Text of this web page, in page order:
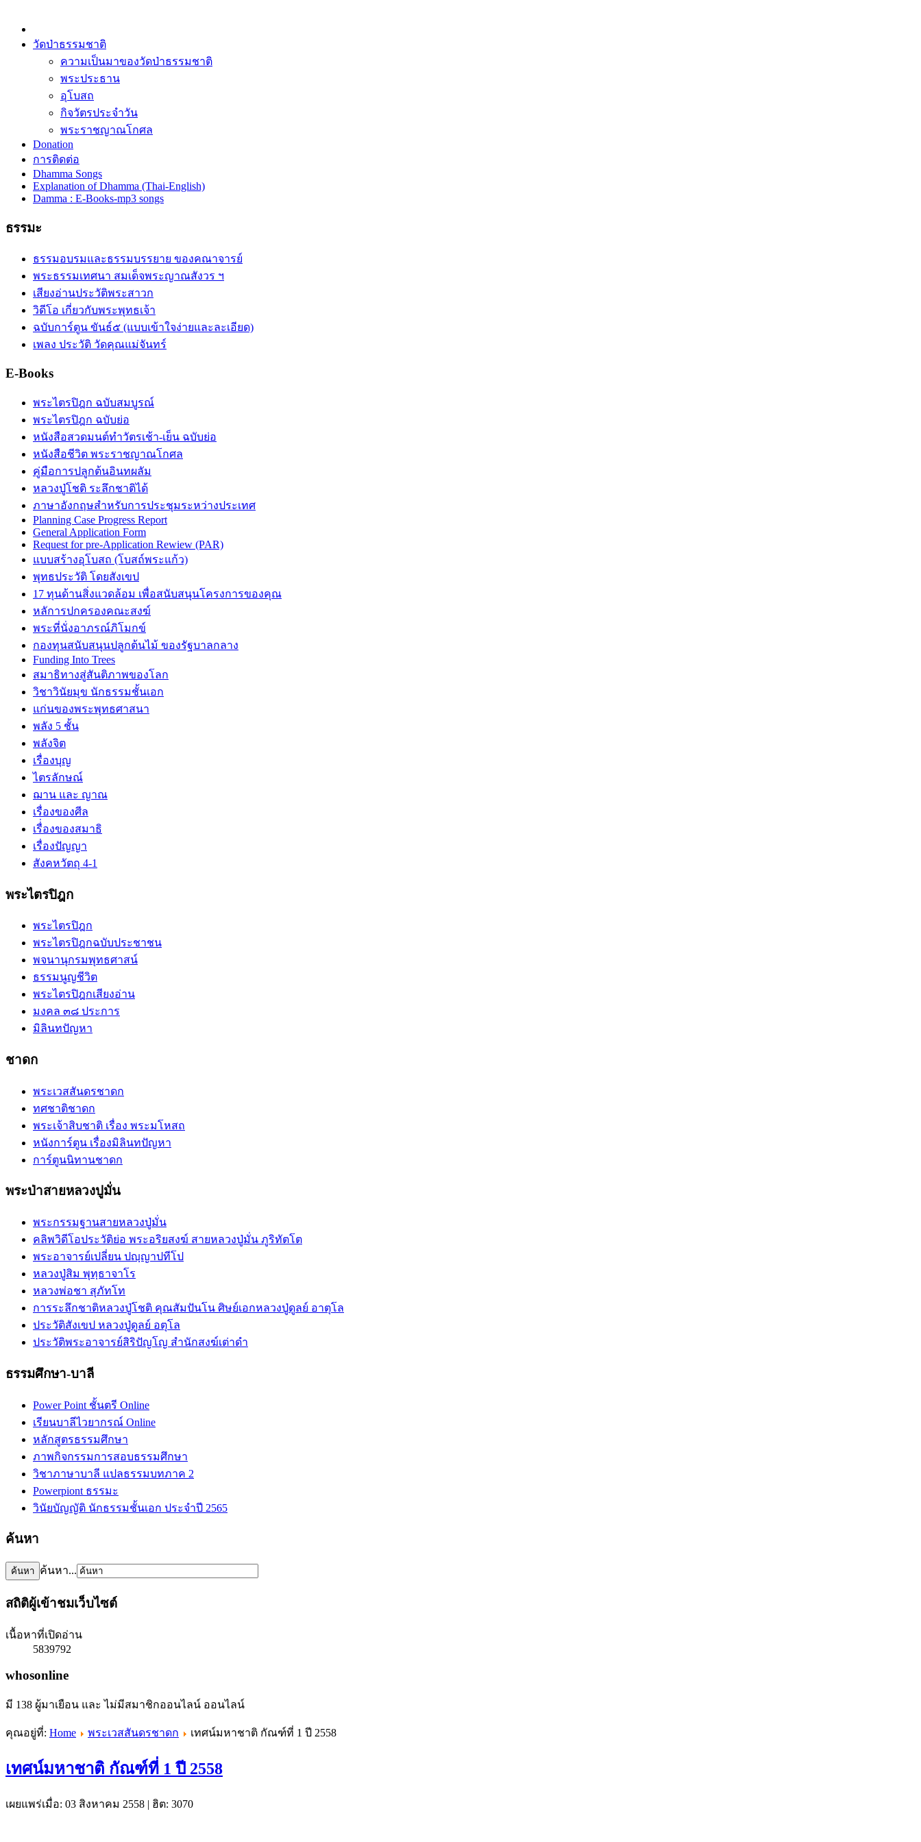
วัดป่าธรรมชาติ
ความเป็นมาของวัดป่าธรรมชาติ
พระประธาน
อุโบสถ
กิจวัตรประจำวัน
พระราชญาณโกศล
Donation
การติดต่อ
Dhamma Songs
Explanation of Dhamma (Thai-English)
Damma : E-Books-mp3 songs
ธรรมะ
ธรรมอบรมและธรรมบรรยาย ของคณาจารย์
พระธรรมเทศนา สมเด็จพระญาณสังวร ฯ
เสียงอ่านประวัติพระสาวก
วิดีโอ เกี่ยวกับพระพุทธเจ้า
ฉบับการ์ตูน ขันธ์๕ (แบบเข้าใจง่ายและละเอียด)
เพลง ประวัติ วัดคุณแม่จันทร์
E-Books
พระไตรปิฎก ฉบับสมบูรณ์
พระไตรปิฎก ฉบับย่อ
หนังสือสวดมนต์ทำวัตรเช้า-เย็น ฉบับย่อ
หนังสือชีวิต พระราชญาณโกศล
คู่มือการปลูกต้นอินทผลัม
หลวงปู่โชติ ระลึกชาติได้
ภาษาอังกฤษสำหรับการประชุมระหว่างประเทศ
Planning Case Progress Report
General Application Form
Request for pre-Application Rewiew (PAR)
แบบสร้างอุโบสถ (โบสถ์พระแก้ว)
พุทธประวัติ โดยสังเขป
17 ทุนด้านสิ่งแวดล้อม เพื่อสนับสนุนโครงการของคุณ
หลัการปกครองคณะสงฆ์
พระที่นั่งอาภรณ์ภิโมกข์
กองทุนสนับสนุนปลูกต้นไม้ ของรัฐบาลกลาง
Funding Into Trees
สมาธิทางสู่สันติภาพของโลก
วิชาวินัยมุข นักธรรมชั้นเอก
แก่นของพระพุทธศาสนา
พลัง 5 ชั้น
พลังจิต
เรื่องบุญ
ไตรลักษณ์
ฌาน และ ญาณ
เรื่องของศีล
เรื่่องของสมาธิ
เรื่องปัญญา
สังคหวัตถุ 4-1
พระไตรปิฎก
พระไตรปิฎก
พระไตรปิฎกฉบับประชาชน
พจนานุกรมพุทธศาสน์
ธรรมนูญชีวิต
พระไตรปิฎกเสียงอ่าน
มงคล ๓๘ ประการ
มิลินทปัญหา
ชาดก
พระเวสสันดรชาดก
ทศชาติชาดก
พระเจ้าสิบชาติ เรื่อง พระมโหสถ
หนังการ์ตูน เรื่องมิลินทปัญหา
การ์ตูนนิทานชาดก
พระป่าสายหลวงปูมั่น
พระกรรมฐานสายหลวงปู่มั่น
คลิพวิดีโอประวัติย่อ พระอริยสงฆ์ สายหลวงปู่มั่น ภูริทัตโต
พระอาจารย์เปลี่ยน ปญฺญาปทีโป
หลวงปู่สิม พุทฺธาจาโร
หลวงพ่อชา สุภัทโท
การระลึกชาติหลวงปู่โชติ คุณสัมปันโน ศิษย์เอกหลวงปู่ดูลย์ อาตุโล
ประวัติสังเขป หลวงปู่ดูลย์ อตุโล
ประวัติ​พระ​อาจารย์​สิริ​ปัญโญ​ สำนัก​สงฆ์​เต่าดำ​
ธรรมศึกษา-บาลี
Power Point ชั้นตรี Online
เรียนบาลีไวยากรณ์ Online
หลักสูตรธรรมศึกษา
ภาพกิจกรรมการสอบธรรมศึกษา
วิชาภาษาบาลี แปลธรรมบทภาค 2
Powerpiont ธรรมะ
วินัยบัญญัติ นักธรรมชั้นเอก ประจำปี 2565
ค้นหา
ค้นหา...
สถิติผู้เข้าชมเว็บไซต์
เนื้อหาที่เปิดอ่าน
5839792
whosonline
มี 138 ผู้มาเยือน และ ไม่มีสมาชิกออนไลน์ ออนไลน์
คุณอยู่ที่: Home พระเวสสันดรชาดก เทศน์มหาชาติ กัณฑ์ที่ 1 ปี 2558
เทศน์มหาชาติ กัณฑ์ที่ 1 ปี 2558
เผยแพร่เมื่อ: 03 สิงหาคม 2558 | ฮิต: 3070